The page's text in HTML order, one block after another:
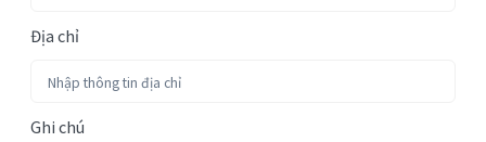
Địa chỉ
Ghi chú